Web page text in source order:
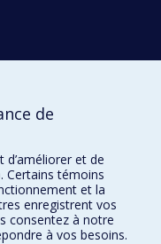
de
d’améliorer et de
Certains témoins
et la
enregistrent vos
consentez à notre
à vos besoins.